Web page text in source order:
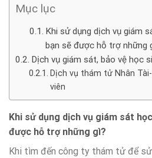
Mục lục
Khi sử dụng dịch vụ giám
bạn sẽ được hỗ trợ những
Dịch vụ giám sát, bảo vệ học
Dịch vụ thám tử Nhân
viên
Khi sử dụng dịch vụ giám sát
được hỗ trợ những gì?
Khi tìm đến công ty thám tử để